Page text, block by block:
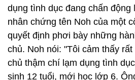
dụng tình dục đang chấn động
nhân chứng tên Noh của một
quyết định phơi bày những
chủ. Noh nói: "Tôi cảm thấy
chủ thậm chí lạm dụng tình
sinh 12 tuổi, mới học lớp 6.